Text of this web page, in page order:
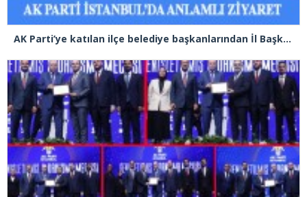
AK Parti’ye katılan ilçe belediye başkanlarından İl Başkanı Özdemir’e ziyaret